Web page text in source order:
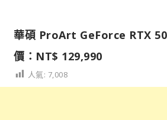
華碩 ProArt GeForce RTX
價：NT$ 129,990
人氣: 7,008